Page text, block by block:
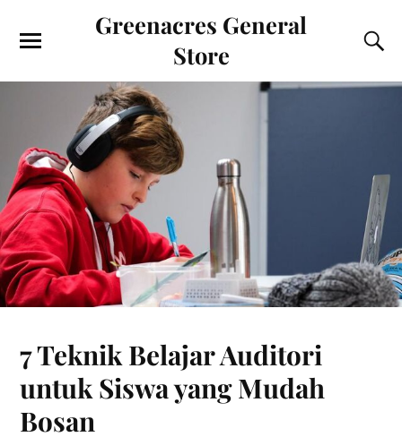
Greenacres General
Store
7 Teknik Belajar Auditori
untuk Siswa yang Mudah
Bosan